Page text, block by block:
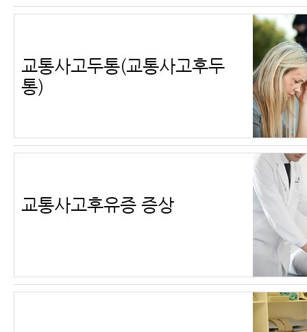
교통사고두통(교통사고후두
통)
교통사고후유증 증상